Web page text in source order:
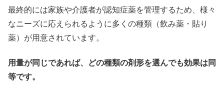
最終的には家族や介護者が認知症薬を管理するため、様々
なニーズに応えられるように多くの種類（飲み薬・貼り
薬）が用意されています。
用量が同じであれば、どの種類の剤形を選んでも効果は同
等です。